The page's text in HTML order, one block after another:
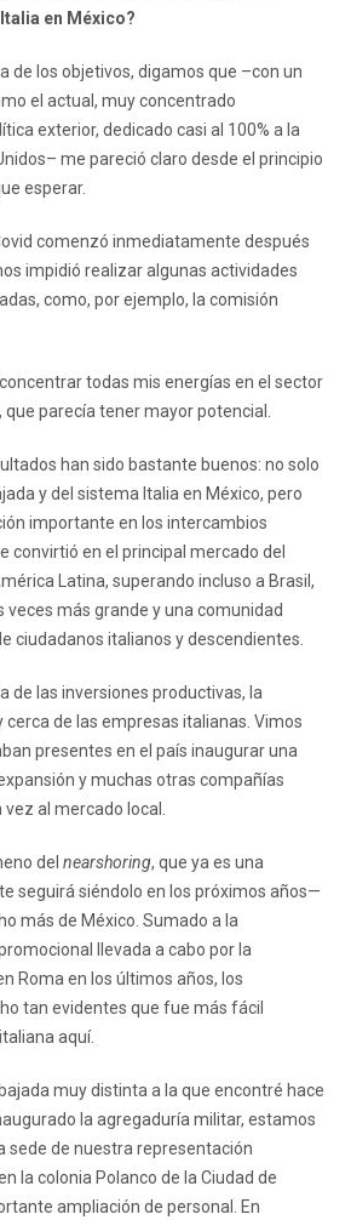
en México?
de los objetivos, digamos que –con un
el actual, muy concentrado
exterior, dedicado casi al 100% a la
me pareció claro desde el principio
esperar.
comenzó inmediatamente después
impidió realizar algunas actividades
como, por ejemplo, la comisión
todas mis energías en el sector
parecía tener mayor potencial.
han sido bastante buenos: no solo
y del sistema Italia en México, pero
importante en los intercambios
convirtió en el principal mercado del
Latina, superando incluso a Brasil,
veces más grande y una comunidad
ciudadanos italianos y descendientes.
de las inversiones productivas, la
de las empresas italianas. Vimos
presentes en el país inaugurar una
y muchas otras compañías
al mercado local.
del nearshoring, que ya es una
seguirá siéndolo en los próximos años—
más de México. Sumado a la
llevada a cabo por la
Roma en los últimos años, los
tan evidentes que fue más fácil
aquí.
muy distinta a la que encontré hace
la agregaduría militar, estamos
sede de nuestra representación
la colonia Polanco de la Ciudad de
ampliación de personal. En